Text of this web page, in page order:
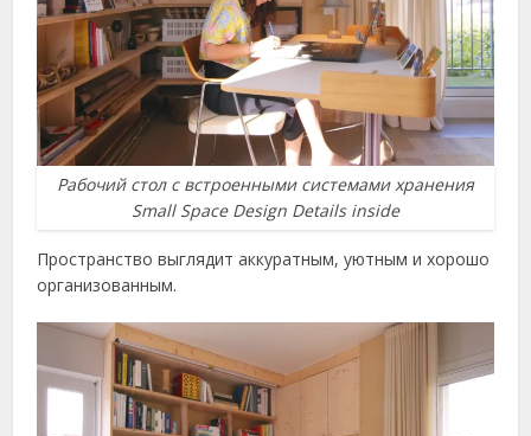
Рабочий стол с встроенными системами хранения
Small Space Design Details inside
Пространство выглядит аккуратным, уютным и хорошо
организованным.